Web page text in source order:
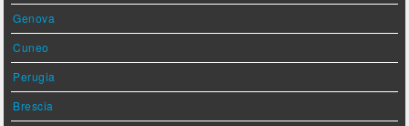
Genova
Cuneo
Perugia
Brescia